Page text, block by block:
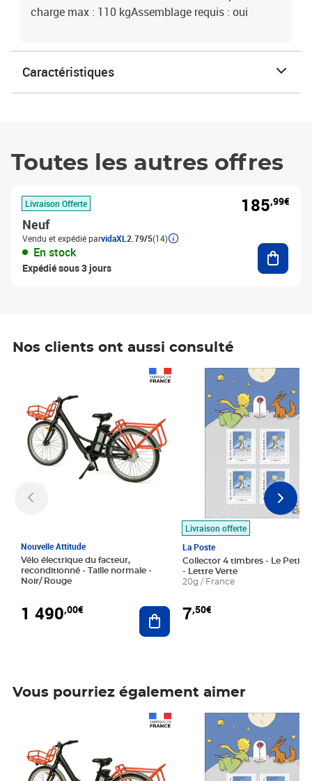
charge max : 110 kgAssemblage requis : oui
Caractéristiques
Toutes les autres offres
Livraison Offerte
Neuf
Vendu et expédié parvidaXL 2.79/5(14)
En stock
Expédié sous 3 jours
185,99€
Nos clients ont aussi consulté
Nouvelle Attitude
Vélo électrique du facteur,
reconditionné - Taille normale -
Noir/ Rouge
1 490,00€ Ajouter au panier
Livraison offerte
La Poste
Collector 4 timbres - Le Petit
- Lettre Verte
20g / France
7,50€
Prix 7,50€
Vous pourriez également aimer
Prix 7,50€